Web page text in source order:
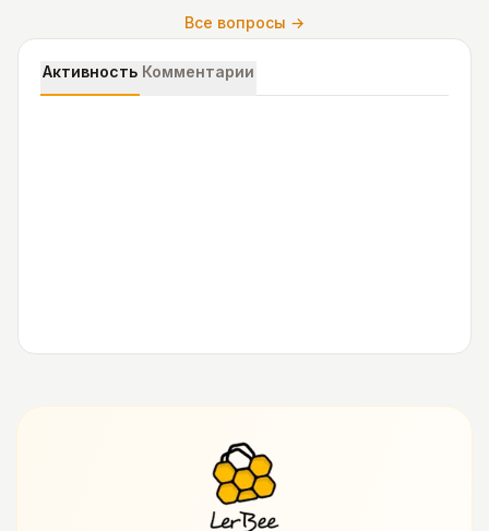
Все вопросы →
Активность Комментарии